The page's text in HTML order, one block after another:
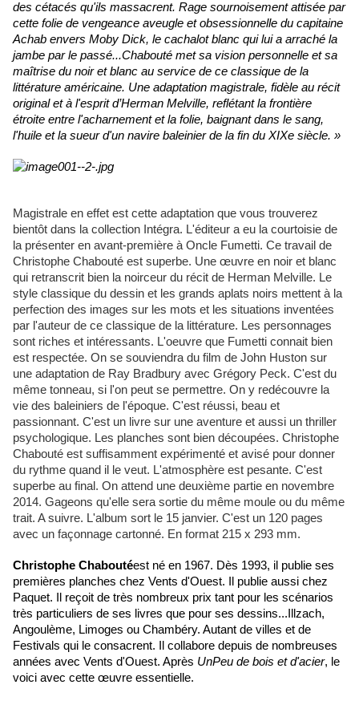
des cétacés qu'ils massacrent. Rage sournoisement attisée par
cette folie de vengeance aveugle et obsessionnelle du capitaine
Achab envers Moby Dick, le cachalot blanc qui lui a arraché la
jambe par le passé...Chabouté met sa vision personnelle et sa
maîtrise du noir et blanc au service de ce classique de la
littérature américaine. Une adaptation magistrale, fidèle au récit
original et à l'esprit d’Herman Melville, reflétant la frontière
étroite entre l'acharnement et la folie, baignant dans le sang,
l'huile et la sueur d'un navire baleinier de la fin du XIXe siècle. »
Magistrale en effet est cette adaptation que vous trouverez
bientôt dans la collection Intégra. L'éditeur a eu la courtoisie de
la présenter en avant-première à Oncle Fumetti. Ce travail de
Christophe Chabouté est superbe. Une œuvre en noir et blanc
qui retranscrit bien la noirceur du récit de Herman Melville. Le
style classique du dessin et les grands aplats noirs mettent à la
perfection des images sur les mots et les situations inventées
par l'auteur de ce classique de la littérature. Les personnages
sont riches et intéressants. L'oeuvre que Fumetti connait bien
est respectée. On se souviendra du film de John Huston sur
une adaptation de Ray Bradbury avec Grégory Peck. C'est du
même tonneau, si l'on peut se permettre. On y redécouvre la
vie des baleiniers de l'époque. C'est réussi, beau et
passionnant. C'est un livre sur une aventure et aussi un thriller
psychologique. Les planches sont bien découpées. Christophe
Chabouté est suffisamment expérimenté et avisé pour donner
du rythme quand il le veut. L'atmosphère est pesante. C'est
superbe au final. On attend une deuxième partie en novembre
2014. Gageons qu'elle sera sortie du même moule ou du même
trait. A suivre. L'album sort le 15 janvier. C'est un 120 pages
avec un façonnage cartonné. En format 215 x 293 mm.
Christophe Chaboutéest né en 1967. Dès 1993, il publie ses
premières planches chez Vents d'Ouest. Il publie aussi chez
Paquet. Il reçoit de très nombreux prix tant pour les scénarios
très particuliers de ses livres que pour ses dessins...Illzach,
Angoulème, Limoges ou Chambéry. Autant de villes et de
Festivals qui le consacrent. Il collabore depuis de nombreuses
années avec Vents d'Ouest. Après UnPeu de bois et d'acier, le
voici avec cette œuvre essentielle.